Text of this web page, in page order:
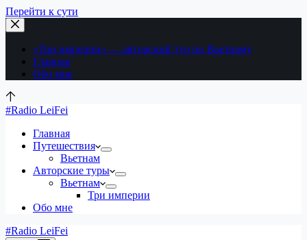
Перейти к сути
«Три империи» — авторский тур по Вьетнаму
Главная
Обо мне
#Radio LeiFei
Главная
Путешествия
Вьетнам
Авторские туры
Вьетнам
Три империи
Обо мне
#Radio LeiFei